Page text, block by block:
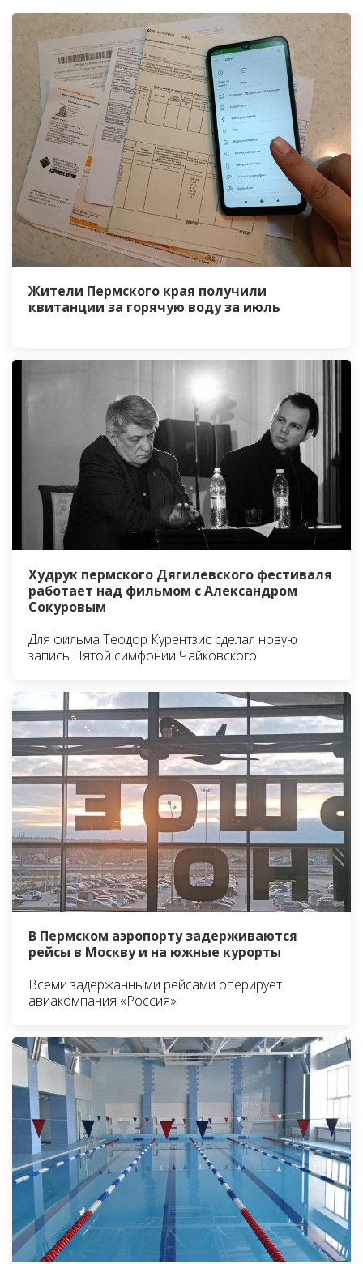
Жители Пермского края получили
квитанции за горячую воду за июль
Худрук пермского Дягилевского фестиваля
работает над фильмом с Александром
Сокуровым
Для фильма Теодор Курентзис сделал новую
запись Пятой симфонии Чайковского
В Пермском аэропорту задерживаются
рейсы в Москву и на южные курорты
Всеми задержанными рейсами оперирует
авиакомпания «Россия»